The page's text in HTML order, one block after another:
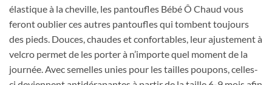
élastique à la cheville, les pantoufles Bébé Ô Chaud vous
feront oublier ces autres pantoufles qui tombent toujours
des pieds. Douces, chaudes et confortables, leur ajustement à
velcro permet de les porter à n’importe quel moment de la
journée. Avec semelles unies pour les tailles poupons, celles-